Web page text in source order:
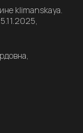
klimanskaya.